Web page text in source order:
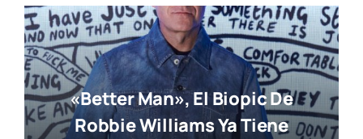
«Better Man», El Biopic De
Robbie Williams Ya Tiene